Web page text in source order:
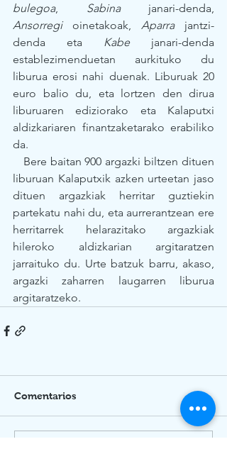
bulegoa, Sabina
Ansorregi oinetakoak, Aparra jantzi-
denda eta Kabe janari-denda
establezimenduetan aurkituko du
liburua erosi nahi duenak. Liburuak 20
euro balio du, eta lortzen den dirua
liburuaren ediziorako eta Kalaputxi
aldizkariaren finantzaketarako erabiliko
da.
liburuan Kalaputxik azken urteetan jaso
dituen argazkiak herritar guztiekin
partekatu nahi du, eta aurrerantzean ere
herritarrek helarazitako argazkiak
hileroko aldizkarian argitaratzen
jarraituko du. Urte batzuk barru, akaso,
argazki zaharren laugarren liburua
argitaratzeko.
Comentarios